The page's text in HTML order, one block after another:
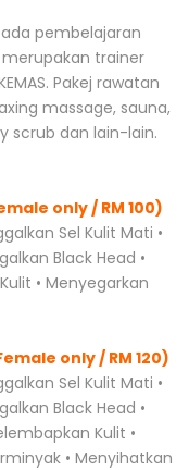
pembelajaran
trainer
Pakej rawatan
massage, sauna,
scrub dan lain-lain.
only / RM 100)
Sel Kulit Mati •
Black Head •
• Menyegarkan
only / RM 120)
Sel Kulit Mati •
Black Head •
Kulit •
• Menyihatkan